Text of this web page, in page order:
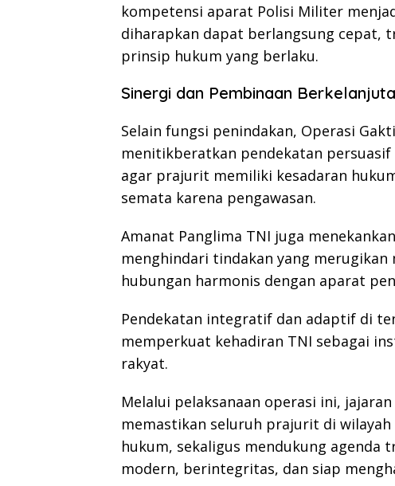
kompetensi aparat Polisi Militer
diharapkan dapat berlangsung cepat,
prinsip hukum yang berlaku.
Sinergi dan Pembinaan
Selain fungsi penindakan, Operasi
menitikberatkan pendekatan
agar prajurit memiliki kesadaran
semata karena pengawasan.
Amanat Panglima TNI juga
menghindari tindakan yang
hubungan harmonis dengan aparat
Pendekatan integratif dan adaptif di
memperkuat kehadiran TNI sebagai
rakyat.
Melalui pelaksanaan operasi ini,
memastikan seluruh prajurit di
hukum, sekaligus mendukung
modern, berintegritas, dan siap